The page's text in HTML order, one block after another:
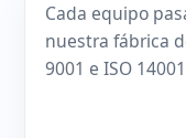
Cada equipo
nuestra fábrica
9001 e ISO